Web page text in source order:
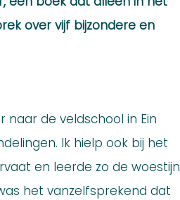
over vijf bijzondere en
naar de veldschool in Ein
Ik hielp ook bij het
en leerde zo de woestijn
het vanzelfsprekend dat